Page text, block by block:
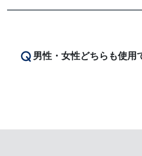
男性・女性どちらも使用